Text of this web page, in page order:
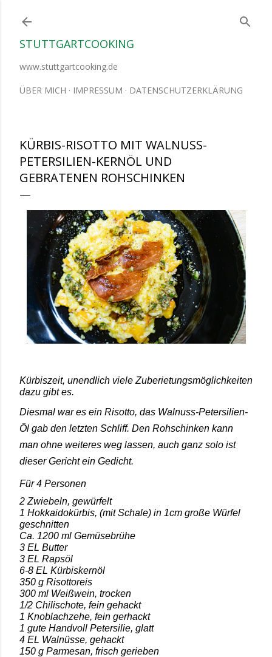
STUTTGARTCOOKING
www.stuttgartcooking.de
ÜBER MICH IMPRESSUM DATENSCHUTZERKLÄRUNG
KÜRBIS-RISOTTO MIT WALNUSS-
PETERSILIEN-KERNÖL UND
GEBRATENEN ROHSCHINKEN
Kürbiszeit, unendlich viele Zuberietungsmöglichkeiten
dazu gibt es.
Diesmal war es ein Risotto, das Walnuss-Petersilien-
Öl gab den letzten Schliff. Den Rohschinken kann
man ohne weiteres weg lassen, auch ganz solo ist
dieser Gericht ein Gedicht.
Für 4 Personen
2 Zwiebeln, gewürfelt
1 Hokkaidokürbis, (mit Schale) in 1cm große Würfel
geschnitten
Ca. 1200 ml Gemüsebrühe
3 EL Butter
3 EL Rapsöl
6-8 EL Kürbiskernöl
350 g Risottoreis
300 ml Weißwein, trocken
1/2 Chilischote, fein gehackt
1 Knoblachzehe, fein gerhackt
1 gute Handvoll Petersilie, glatt
4 EL Walnüsse, gehackt
150 g Parmesan, frisch gerieben